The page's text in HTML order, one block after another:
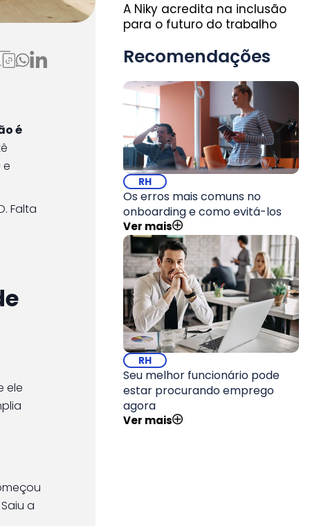
é
e
Falta
ele
a
A Niky acredita na inclusão
para o futuro do trabalho
Recomendações
RH
Os erros mais comuns no
onboarding e como evitá-los
Ver mais
RH
Seu melhor funcionário pode
estar procurando emprego
agora
Ver mais